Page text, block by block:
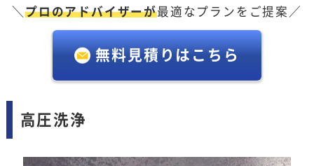
＼プロのアドバイザーが最適なプランをご提案／
無料見積りはこちら
高圧洗浄